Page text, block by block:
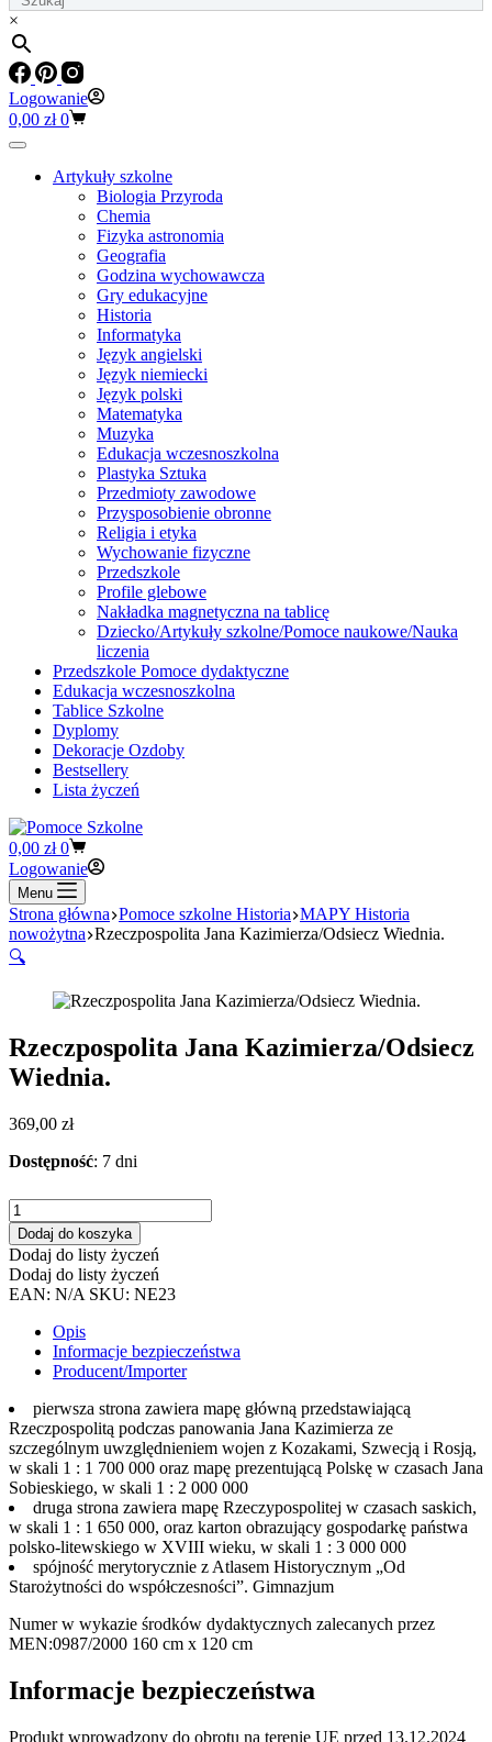
×
Logowanie
Koszyk
0,00 zł 0
Artykuły szkolne
Biologia Przyroda
Chemia
Fizyka astronomia
Geografia
Godzina wychowawcza
Gry edukacyjne
Historia
Informatyka
Język angielski
Język niemiecki
Język polski
Matematyka
Muzyka
Edukacja wczesnoszkolna
Plastyka Sztuka
Przedmioty zawodowe
Przysposobienie obronne
Religia i etyka
Wychowanie fizyczne
Przedszkole
Profile glebowe
Nakładka magnetyczna na tablicę
Dziecko/Artykuły szkolne/Pomoce naukowe/Nauka
liczenia
Przedszkole Pomoce dydaktyczne
Edukacja wczesnoszkolna
Tablice Szkolne
Dyplomy
Dekoracje Ozdoby
Bestsellery
Lista życzeń
Koszyk
0,00 zł 0
Logowanie
Menu
Strona główna Pomoce szkolne Historia MAPY Historia
nowożytna Rzeczpospolita Jana Kazimierza/Odsiecz Wiednia.
🔍
Rzeczpospolita Jana Kazimierza/Odsiecz
Wiednia.
369,00 zł
Dostępność: 7 dni
ilość
Rzeczpospolita
Jana
Kazimierza/Odsiecz
Wiednia.
Dodaj do koszyka
Dodaj do listy życzeń
Dodaj do listy życzeń
EAN: N/A SKU: NE23
Opis
Informacje bezpieczeństwa
Producent/Importer
pierwsza strona zawiera mapę główną przedstawiającą
Rzeczpospolitą podczas panowania Jana Kazimierza ze
szczególnym uwzględnieniem wojen z Kozakami, Szwecją i Rosją,
w skali 1 : 1 700 000 oraz mapę prezentującą Polskę w czasach Jana
Sobieskiego, w skali 1 : 2 000 000
druga strona zawiera mapę Rzeczypospolitej w czasach saskich,
w skali 1 : 1 650 000, oraz karton obrazujący gospodarkę państwa
polsko-litewskiego w XVIII wieku, w skali 1 : 3 000 000
spójność merytorycznie z Atlasem Historycznym „Od
Starożytności do współczesności”. Gimnazjum
Numer w wykazie środków dydaktycznych zalecanych przez
MEN:0987/2000 160 cm x 120 cm
Informacje bezpieczeństwa
Produkt wprowadzony do obrotu na terenie UE przed 13.12.2024